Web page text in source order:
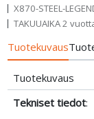
X870-STEEL-
TAKUUAIKA 2
Tuotekuvaus
Tuotekuvaus
Tekniset tiedot: